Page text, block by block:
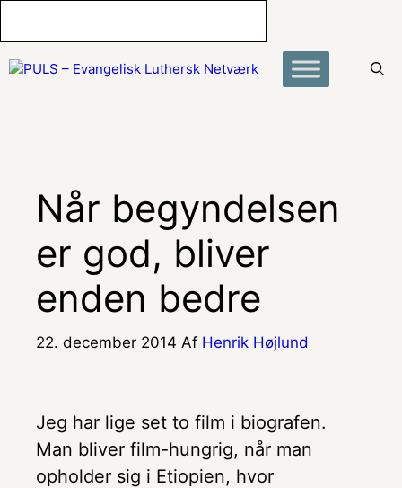
indhold
Når begyndelsen
er god, bliver
enden bedre
22. december 2014 Af Henrik Højlund
Jeg har lige set to film i biografen.
Man bliver film-hungrig, når man
opholder sig i Etiopien, hvor